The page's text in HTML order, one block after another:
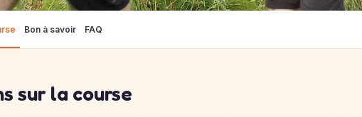
Bon à savoir FAQ
sur la course